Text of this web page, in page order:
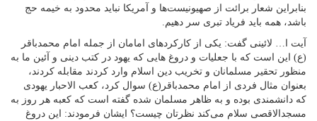
بنابراین شعار برائت از صهیونیست‌ها و آمريکا نباید محدود به خیمه حج
باشد، همه باید فریاد تبری سر دهیم.
آیت ا… لائینی گفت: یکی از کارکردهای امامان از جمله امام محمدباقر
(ع) این است که با جعلیات و دروغ هایی که یهود در کتب دینی و آئین ما به
منظور تحقیر مسلمانان و تخریب دین اسلام وارد کردند مقابله کردند،
بعنوان مثال فردی از امام محمدباقر(ع) سوال کرد، کعب الاحبار یهودی
که دانشمندی بوده و به ظاهر مسلمان شده گفته است که کعبه هر روز به
مسجدالاقصی سلام می‌کند نظرتان چیست؟ ایشان فرمودند: این دروغ